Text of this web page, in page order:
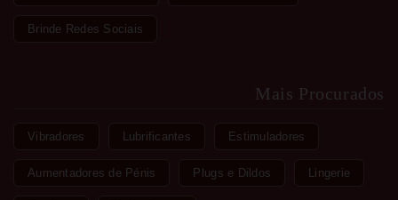
Brinde Redes Sociais
Mais Procurados
Vibradores Lubrificantes Estimuladores
Aumentadores de Pénis Plugs e Dildos Lingerie